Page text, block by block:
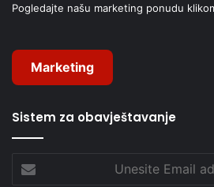
Pogledajte našu marketing ponudu
Marketing
Sistem za obavještavanje
Email